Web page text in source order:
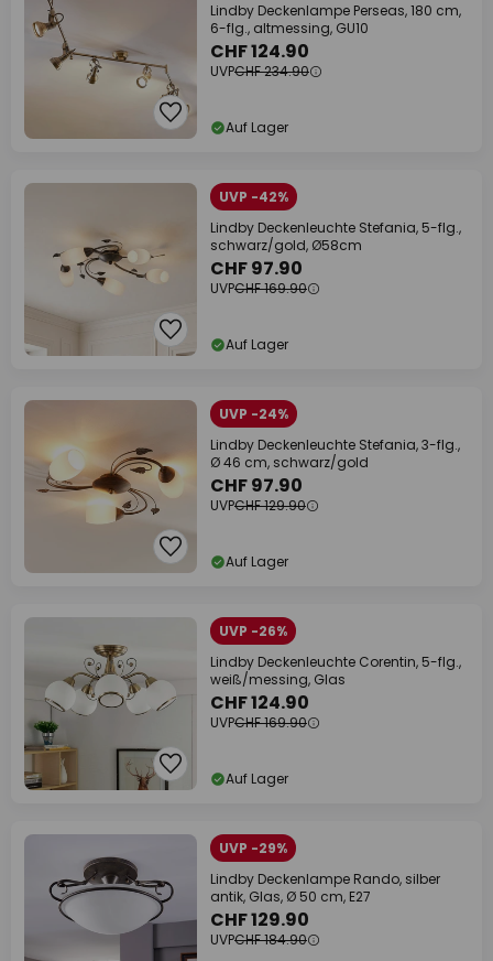
Lindby Deckenlampe Perseas, 180 cm,
6-flg., altmessing, GU10
CHF 124.90
UVPCHF 234.90
Auf Lager
UVP -42%
Lindby Deckenleuchte Stefania, 5-flg.,
schwarz/gold, Ø58cm
CHF 97.90
UVPCHF 169.90
Auf Lager
UVP -24%
Lindby Deckenleuchte Stefania, 3-flg.,
Ø 46 cm, schwarz/gold
CHF 97.90
UVPCHF 129.90
Auf Lager
UVP -26%
Lindby Deckenleuchte Corentin, 5-flg.,
weiß/messing, Glas
CHF 124.90
UVPCHF 169.90
Auf Lager
UVP -29%
Lindby Deckenlampe Rando, silber
antik, Glas, Ø 50 cm, E27
CHF 129.90
UVPCHF 184.90